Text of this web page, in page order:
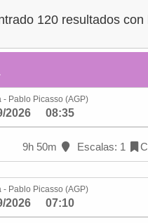
120 resultados
- Pablo Picasso (AGP)
2026 08:35
9h 50m Escalas: 1
- Pablo Picasso (AGP)
2026 07:10